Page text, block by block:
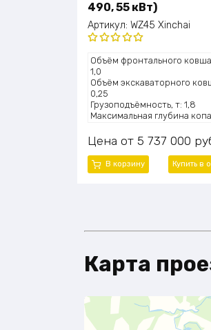
490, 55 кВт)
Артикул: WZ45 Xinchai
Оценка
5.00 из 5
Объём фронтального
1,0
Объём экскаваторного
0,25
Грузоподъёмность, т: 1,8
Максимальная глубина
Высота подъёма ковша, мм:
Мощность двигателя, л.с.:
кВт)
Модель двигателя: Xinchai
Цена 5 737 000
В корзину Купить в
Карта